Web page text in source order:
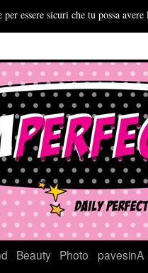
Beauty Photo
pavesinA
essere sicuri che tu possa